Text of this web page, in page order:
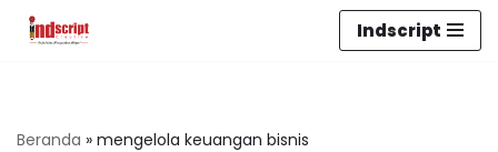
Indscript
Beranda » mengelola keuangan bisnis